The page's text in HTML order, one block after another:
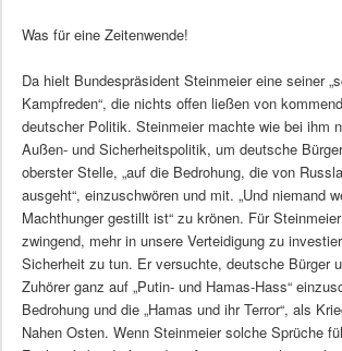
Was für eine Zeitenwende!
Da hielt Bundespräsident Steinmeier eine seiner
Kampfreden“, die nichts offen ließen von
deutscher Politik. Steinmeier machte wie bei ihm
Außen- und Sicherheitspolitik, um deutsche
oberster Stelle, „auf die Bedrohung, die von
ausgeht“, einzuschwören und mit. „Und niemand
Machthunger gestillt ist“ zu krönen. Für
zwingend, mehr in unsere Verteidigung zu
Sicherheit zu tun. Er versuchte, deutsche Bürger
Zuhörer ganz auf „Putin- und Hamas-Hass“
Bedrohung und die „Hamas und ihr Terror“, als
Nahen Osten. Wenn Steinmeier solche Sprüche